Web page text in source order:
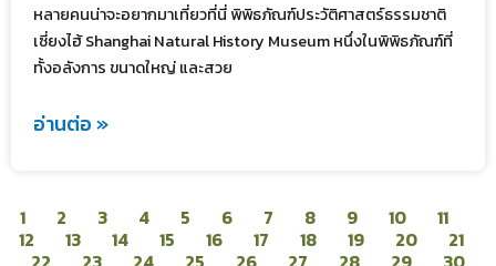
หลายคนน่าจะอยากมาเที่ยวที่นี่ พิพิธภัณฑ์ประวัติศาสตร์ธรรมชาติ
เซี่ยงไฮ้ Shanghai Natural History Museum หนึ่งในพิพิธภัณฑ์ที่
ทั้งอลังการ ขนาดใหญ่ และสวย
อ่านต่อ »
1 2 3 4 5 6 7 8 9 10
11
12
13 14 15 16 17 18 19 20
21